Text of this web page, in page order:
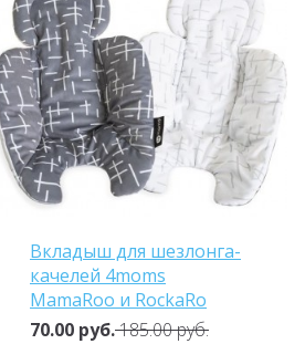
Вкладыш для шезлонга-
качелей 4moms
MamaRoo и RockaRo
70.00 руб.185.00 руб.